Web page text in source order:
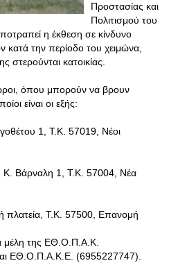
Προστασίας και
Πολιτισμού του
η έκθεση σε κίνδυνο
κατά την περίοδο του χειμώνα,
κατοικίας.
όπου μπορούν να βρουν
είναι οι εξής:
1, Τ.Κ. 57019, Νέοι
Βάρναλη 1, Τ.Κ. 57004, Νέα
Τ.Κ. 57500, Επανομή
μέλη της ΕΘ.Ο.Π.Α.Κ.
ΕΘ.Ο.Π.Α.Κ.Ε. (6955227747).